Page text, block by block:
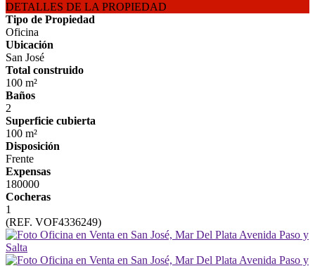
DETALLES DE LA PROPIEDAD
Tipo de Propiedad
Oficina
Ubicación
San José
Total construido
100 m²
Baños
2
Superficie cubierta
100 m²
Disposición
Frente
Expensas
180000
Cocheras
1
(REF. VOF4336249)